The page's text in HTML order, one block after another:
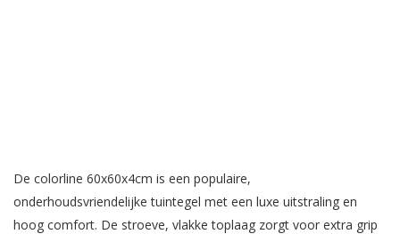
De colorline 60x60x4cm is een populaire,
onderhoudsvriendelijke tuintegel met een luxe uitstraling en
hoog comfort. De stroeve, vlakke toplaag zorgt voor extra grip